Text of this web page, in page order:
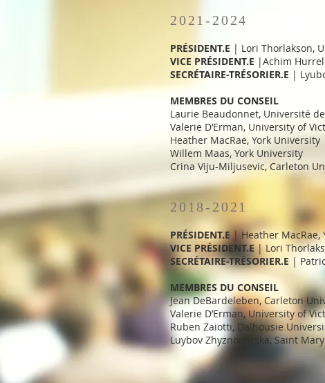
2021-2024
PRÉSIDENT.E | Lori Thorlakson,
VICE PRÉSIDENT.E |Achim
​SECRÉTAIRE-TRÉSORIER.E |
MEMBRES DU CONSEIL
Laurie Beaudonnet, Université
Valerie D’Erman, University of
Heather MacRae, York University
Willem Maas, York University
Crina Viju-Miljusevic, Carleton
2018-2021
PRÉSIDENT.E| Heather MacRae,
VICE PRÉSIDENT.E| Lori
SECRÉTAIRE-TRÉSORIER.E |
MEMBRES DU CONSEIL
Jean DeBardeleben, Carleton
Valerie D’Erman, University of
Ruben Zaiotti, Dalhousie
Luybov Zhyznomirska, Saint